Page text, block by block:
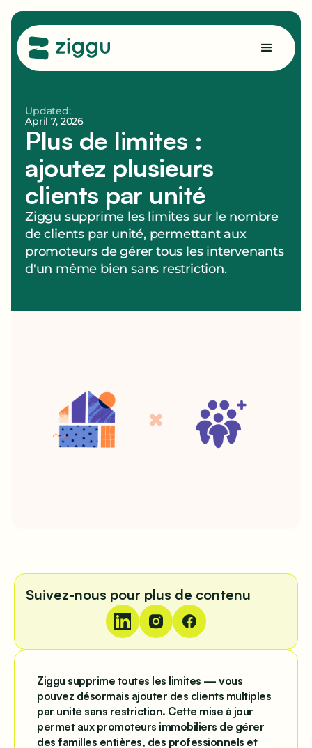
Updated:
April 7, 2026
Plus de limites :
ajoutez plusieurs
clients par unité
Ziggu supprime les limites sur le nombre
de clients par unité, permettant aux
promoteurs de gérer tous les intervenants
d'un même bien sans restriction.
Suivez-nous pour plus de contenu
Ziggu supprime toutes les limites — vous
pouvez désormais ajouter des clients multiples
par unité sans restriction. Cette mise à jour
permet aux promoteurs immobiliers de gérer
des familles entières, des professionnels et